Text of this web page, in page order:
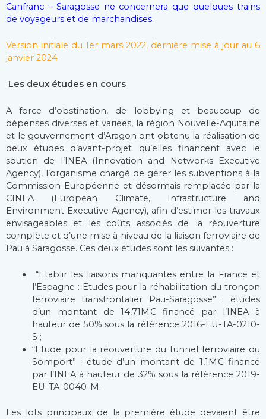
Canfranc – Saragosse ne concernera que quelques trains
de voyageurs et de marchandises.
Version initiale du 1er mars 2022, dernière mise à jour au 6
janvier 2024
Les deux études en cours
A force d’obstination, de lobbying et beaucoup de
dépenses diverses et variées, la région Nouvelle-Aquitaine
et le gouvernement d’Aragon ont obtenu la réalisation de
deux études d’avant-projet qu’elles financent avec le
soutien de l’INEA (Innovation and Networks Executive
Agency), l’organisme chargé de gérer les subventions à la
Commission Européenne et désormais remplacée par la
CINEA (European Climate, Infrastructure and
Environment Executive Agency), afin d’estimer les travaux
envisageables et les coûts associés de la réouverture
complète et d’une mise à niveau de la liaison ferroviaire de
Pau à Saragosse. Ces deux études sont les suivantes :
“Etablir les liaisons manquantes entre la France et
l’Espagne : Etudes pour la réhabilitation du tronçon
ferroviaire transfrontalier Pau-Saragosse” : études
d’un montant de 14,71M€ financé par l’INEA à
hauteur de 50% sous la référence 2016-EU-TA-0210-
S ;
“Etude pour la réouverture du tunnel ferroviaire du
Somport” : étude d’un montant de 1,1M€ financé
par l’INEA à hauteur de 32% sous la référence 2019-
EU-TA-0040-M.
Les lots principaux de la première étude devaient être